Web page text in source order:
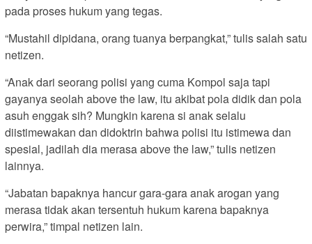
pada proses hukum yang tegas.
“Mustahil dipidana, orang tuanya berpangkat,” tulis salah satu
netizen.
“Anak dari seorang polisi yang cuma Kompol saja tapi
gayanya seolah above the law, itu akibat pola didik dan pola
asuh enggak sih? Mungkin karena si anak selalu
diistimewakan dan didoktrin bahwa polisi itu istimewa dan
spesial, jadilah dia merasa above the law,” tulis netizen
lainnya.
“Jabatan bapaknya hancur gara-gara anak arogan yang
merasa tidak akan tersentuh hukum karena bapaknya
perwira,” timpal netizen lain.